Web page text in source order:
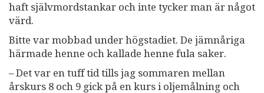
haft självmordstankar och inte tycker man är något
värd.
Bitte var mobbad under högstadiet. De jämnåriga
härmade henne och kallade henne fula saker.
– Det var en tuff tid tills jag sommaren mellan
årskurs 8 och 9 gick på en kurs i oljemålning och